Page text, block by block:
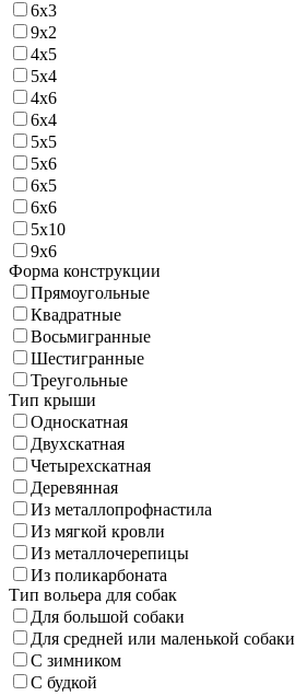
6х3
9х2
4х5
5х4
4х6
6х4
5х5
5х6
6х5
6х6
5х10
9х6
Форма конструкции
Прямоугольные
Квадратные
Восьмигранные
Шестигранные
Треугольные
Тип крыши
Односкатная
Двухскатная
Четырехскатная
Деревянная
Из металлопрофнастила
Из мягкой кровли
Из металлочерепицы
Из поликарбоната
Тип вольера для собак
Для большой собаки
Для средней или маленькой собаки
С зимником
С будкой